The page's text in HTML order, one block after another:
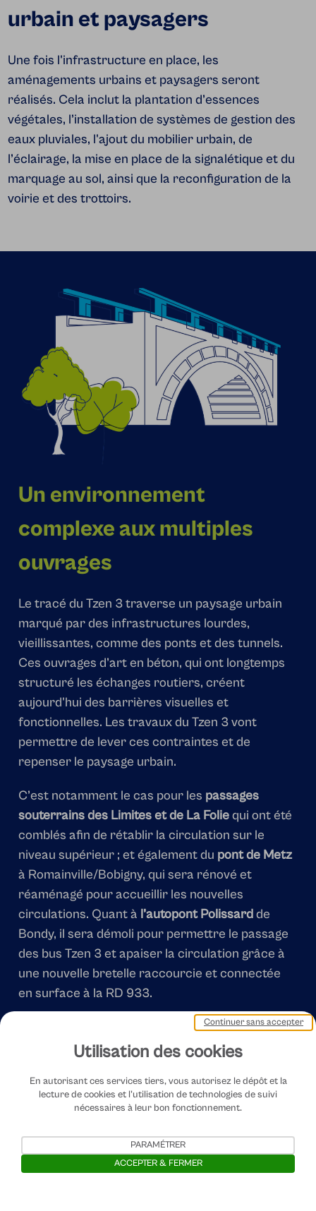
urbain et paysagers
Une fois l'infrastructure en place, les
aménagements urbains et paysagers seront
réalisés. Cela inclut la plantation d’essences
végétales, l’installation de systèmes de gestion des
eaux pluviales, l'ajout du mobilier urbain, de
l’éclairage, la mise en place de la signalétique et du
marquage au sol, ainsi que la reconfiguration de la
voirie et des trottoirs.
Un environnement
complexe aux multiples
ouvrages
Le tracé du Tzen 3 traverse un paysage urbain
marqué par des infrastructures lourdes,
vieillissantes, comme des ponts et des tunnels.
Ces ouvrages d’art en béton, qui ont longtemps
structuré les échanges routiers, créent
aujourd'hui des barrières visuelles et
fonctionnelles. Les travaux du Tzen 3 vont
permettre de lever ces contraintes et de
repenser le paysage urbain.
C’est notamment le cas pour les passages
souterrains des Limites et de La Foliequi ont été
comblés afin de rétablir la circulation sur le
niveau supérieur ; et également du pont de Metz
à Romainville/Bobigny, qui sera rénové et
réaménagé pour accueillir les nouvelles
circulations. Quant à l’autopont Polissard de
Bondy, il sera démoli pour permettre le passage
des bus Tzen 3 et apaiser la circulation grâce à
une nouvelle bretelle raccourcie et connectée
en surface à la RD 933.
Utilisation des cookies
En autorisant ces services tiers, vous autorisez le dépôt et la
lecture de cookies et l'utilisation de technologies de suivi
nécessaires à leur bon fonctionnement.
Continuer sans accepter
PARAMÉTRER
ACCEPTER & FERMER